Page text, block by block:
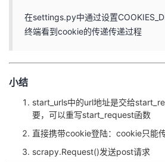
在settings.py中通过设置
终端看到cookie的传递传递过程
小结
start_urls中的url地址是交给
要，可以重写start_request函数
直接携带cookie登陆：cookie只能
scrapy.Request()发送post请求